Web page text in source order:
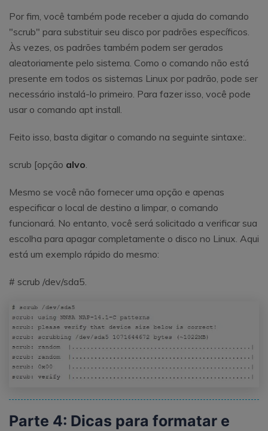
Por fim, você também pode receber a ajuda do comando
"scrub" para substituir seu disco por padrões específicos.
Às vezes, os padrões também podem ser gerados
aleatoriamente pelo sistema. Como o comando não está
presente em todos os sistemas Linux por padrão, pode ser
necessário instalá-lo primeiro. Para fazer isso, você pode
usar o comando apt install.
Feito isso, basta digitar o comando na seguinte sintaxe:.
scrub [opção alvo
Mesmo se você não fornecer uma opção e apenas
especificar o local de destino a limpar, o comando
funcionará. No entanto, você será solicitado a verificar sua
escolha para apagar completamente o disco no Linux. Aqui
está um exemplo rápido do mesmo:
# scrub /dev/sda5.
Parte 4: Dicas para formatar e